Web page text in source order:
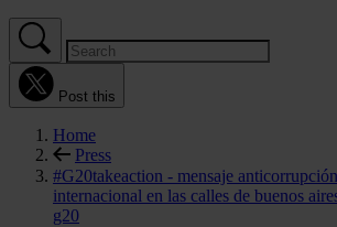
Post this
Home
Press
#G20takeaction - mensaje
internacional en las calles de buenos
g20